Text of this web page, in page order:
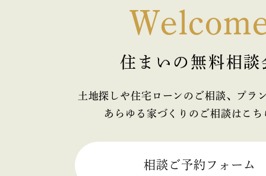
2025年4月
2025年2月
住まいの無料相談
土地探しや住宅ローンのご相談、プラ
あらゆる家づくりのご相談はこち
相談ご予約フォーム